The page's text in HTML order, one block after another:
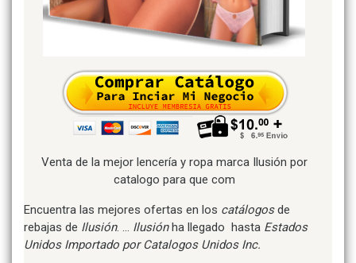
Venta de la mejor lencería y ropa marca Ilusión por
catalogo para que com
Encuentra las mejores ofertas en los catálogosde
rebajas de Ilusión. … Ilusiónha llegado hasta Estados
Unidos Importado por Catalogos Unidos Inc.